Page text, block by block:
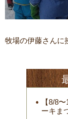
牧場の伊藤さんに
【8/8
ーキま